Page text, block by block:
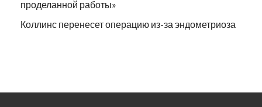
проделанной работы»
Коллинс перенесет операцию из-за эндометриоза